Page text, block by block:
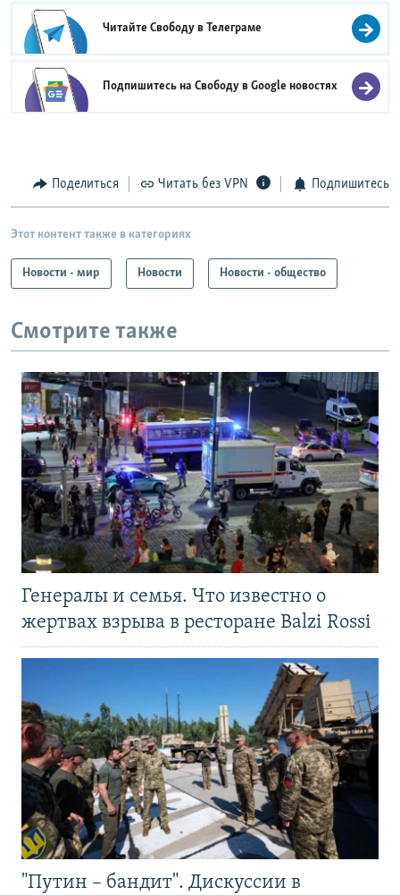
Читайте Свободу вТелеграме
Подпишитесь на Свободу вGoogle новостях
Поделиться Читать без VPN Подпишитесь
Этот контент также в категориях
Новости - мир Новости Новости - общество
Смотрите также
Генералы и семья. Что известно о
жертвах взрыва в ресторане Balzi Rossi
"Путин – бандит". Дискуссии в